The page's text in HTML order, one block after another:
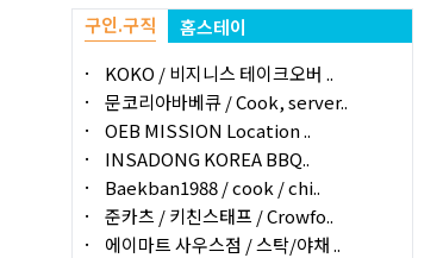
구인.구직
홈스테이
KOKO / 비지니스 테이크오버 ..
문코리아바베큐 / Cook, server..
OEB MISSION Location ..
INSADONG KOREA BBQ..
Baekban1988 / cook / chi..
준카츠 / 키친스태프 / Crowfo..
에이마트 사우스점 / 스탁/야채 ..